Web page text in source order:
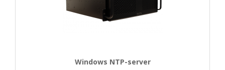
Windows NTP-server